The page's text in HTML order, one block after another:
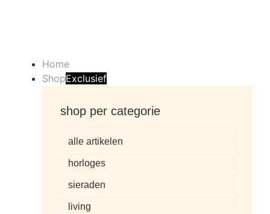
Home
ShopExclusief
shop per categorie
alle artikelen
horloges
sieraden
living